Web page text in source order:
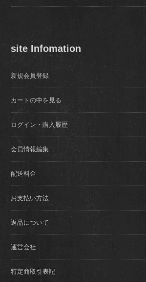
site Infomation
新規会員登録
カートの中を見る
ログイン・購入履歴
会員情報編集
配送料金
お支払い方法
返品について
運営会社
特定商取引表記